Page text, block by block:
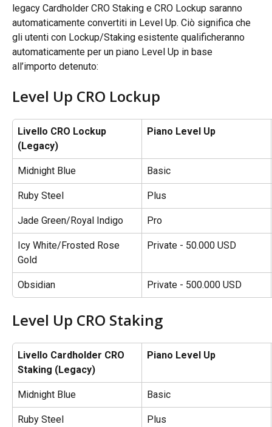
legacy Cardholder CRO Staking e CRO Lockup saranno
automaticamente convertiti in Level Up. Ciò significa che
gli utenti con Lockup/Staking esistente qualificheranno
automaticamente per un piano Level Up in base
all’importo detenuto:
Level Up CRO Lockup
Livello CRO Lockup
(Legacy)
Piano Level Up
Midnight Blue Basic
Ruby Steel Plus
Jade Green/Royal Indigo Pro
Icy White/Frosted Rose
Gold
Private - 50.000 USD
Obsidian Private - 500.000 USD
Level Up CRO Staking
Livello Cardholder CRO
Staking (Legacy)
Piano Level Up
Midnight Blue Basic
Ruby Steel Plus